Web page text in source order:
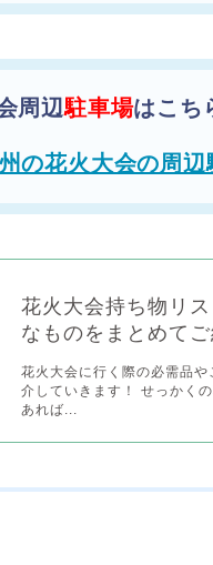
周辺駐車場はこち
の花火大会の周
花火大会持ち物リ
なものをまとめてご
花火大会に行く際の必需品
介していきます！ せっかく
あれば...